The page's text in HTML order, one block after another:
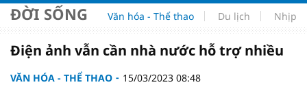
ĐỜI SỐNG Văn hóa - Thể thao Du lịch Nhịp
Điện ảnh vẫn cần nhà nước hỗ trợ nhiều
VĂN HÓA - THỂ THAO 15/03/2023 08:48